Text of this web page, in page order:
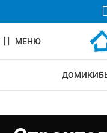
МЕНЮ
ДОМИКИ